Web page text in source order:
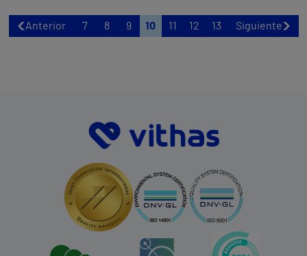
Anterior 7 8 9 10 11 12 13 Siguiente